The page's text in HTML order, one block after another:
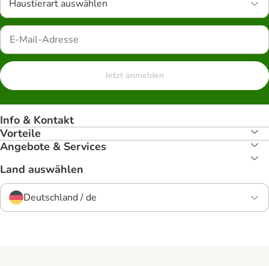
Haustierart auswählen
Jetzt anmelden
Info & Kontakt
Vorteile
Angebote & Services
Land auswählen
Deutschland / de